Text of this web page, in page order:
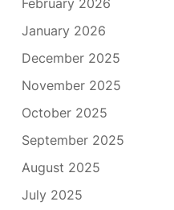
January 2026
December 2025
November 2025
October 2025
September 2025
August 2025
July 2025